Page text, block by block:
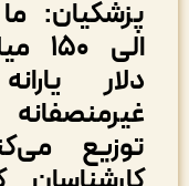
پزشکیان: ما ۱۰۰
الی ۱۵۰ میلیارد
یارانه‌ را
می‌کنیم/